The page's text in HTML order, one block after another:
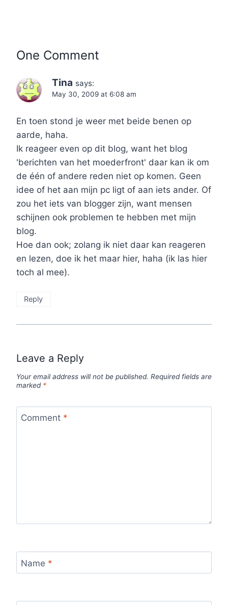
One Comment
Tina says:
May 30, 2009 at 6:08 am
En toen stond je weer met beide benen op
aarde, haha.
Ik reageer even op dit blog, want het blog
'berichten van het moederfront' daar kan ik om
de één of andere reden niet op komen. Geen
idee of het aan mijn pc ligt of aan iets ander. Of
zou het iets van blogger zijn, want mensen
schijnen ook problemen te hebben met mijn
blog.
Hoe dan ook; zolang ik niet daar kan reageren
en lezen, doe ik het maar hier, haha (ik las hier
toch al mee).
Reply
Leave a Reply
Your email address will not be published. Required fields are
marked *
Comment *
Name *